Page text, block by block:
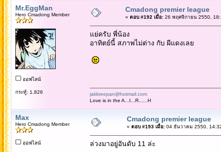
Mr.EggMan
Hero Cmadong Member
ออฟไลน์
กระทู้: 1,826
Cmadong premier league
« ตอบ #192 เมื่อ:26 พฤศจิกายน 2550,
แย่ครับ พี่น้อง
อาทิตย์นี้ สภาพไม่ต่าง กับ ผีแดงเลย
jakkreepan@hotmail.com
Love is in the A...I...R......H
Max
Hero Cmadong Member
ออฟไลน์
Cmadong premier league
« ตอบ #193 เมื่อ:04 ธันวาคม 2550,
ล่วงมาอยู่อันดับ 11 ล่ะ